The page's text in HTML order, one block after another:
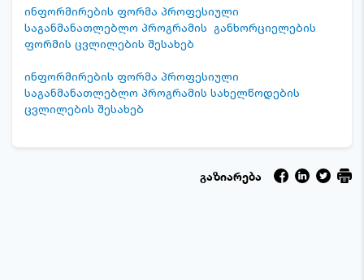
ინფორმირების ფორმა პროფესიული
საგანმანათლებლო პროგრამის განხორციელების
ფორმის ცვლილების შესახებ
ინფორმირების ფორმა პროფესიული
საგანმანათლებლო პროგრამის სახელწოდების
ცვლილების შესახებ
გაზიარება